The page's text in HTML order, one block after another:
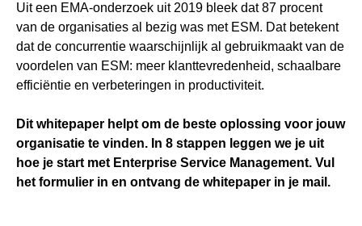
Uit een EMA-onderzoek uit 2019 bleek dat 87 procent
van de organisaties al bezig was met ESM. Dat betekent
dat de concurrentie waarschijnlijk al gebruikmaakt van de
voordelen van ESM: meer klanttevredenheid, schaalbare
efficiëntie en verbeteringen in productiviteit.
Dit whitepaper helpt om de beste oplossing voor jouw
organisatie te vinden. In 8 stappen leggen we je uit
hoe je start met Enterprise Service Management. Vul
het formulier in en ontvang de whitepaper in je mail.